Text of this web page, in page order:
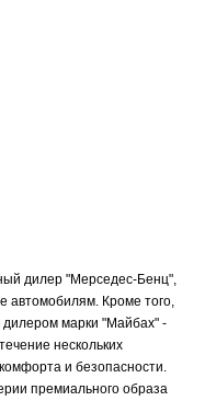
дилер "Мерседес-Бенц",
автомобилям. Кроме того,
марки "Майбах" -
нескольких
и безопасности.
премиального образа